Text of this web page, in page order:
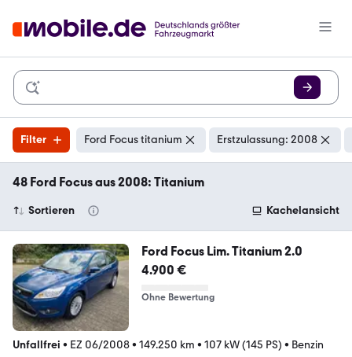
Filter Ford Focus titanium Erstzulassung: 2008
48 Ford Focus aus 2008: Titanium
Sortieren Kachelansicht
Ford Focus Lim. Titanium 2.0
4.900 €
Ohne Bewertung
Unfallfrei • EZ 06/2008• 149.250 km • 107 kW (145 PS) • Benzin